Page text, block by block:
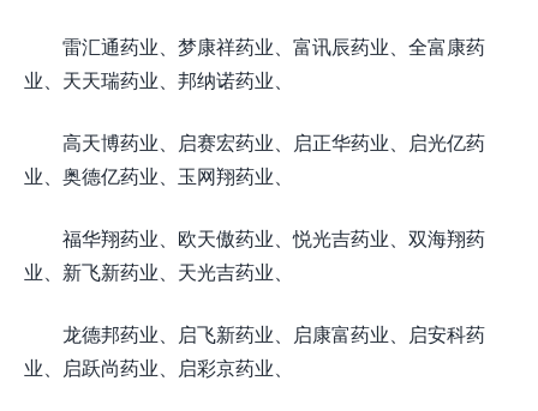
雷汇通药业、梦康祥药业、富讯辰药业、全富康药
业、天天瑞药业、邦纳诺药业、
高天博药业、启赛宏药业、启正华药业、启光亿药
业、奥德亿药业、玉网翔药业、
福华翔药业、欧天傲药业、悦光吉药业、双海翔药
业、新飞新药业、天光吉药业、
龙德邦药业、启飞新药业、启康富药业、启安科药
业、启跃尚药业、启彩京药业、